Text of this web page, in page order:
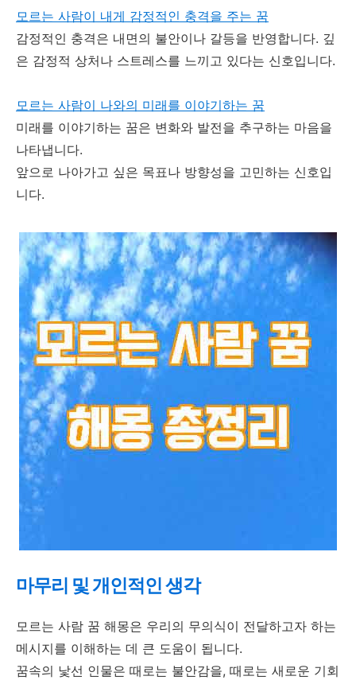
모르는 사람이 내게 감정적인 충격을 주는 꿈
감정적인 충격은 내면의 불안이나 갈등을 반영합니다. 깊
은 감정적 상처나 스트레스를 느끼고 있다는 신호입니다.
모르는 사람이 나와의 미래를 이야기하는 꿈
미래를 이야기하는 꿈은 변화와 발전을 추구하는 마음을
나타냅니다.
앞으로 나아가고 싶은 목표나 방향성을 고민하는 신호입
니다.
마무리 및 개인적인 생각
모르는 사람 꿈 해몽은 우리의 무의식이 전달하고자 하는
메시지를 이해하는 데 큰 도움이 됩니다.
꿈속의 낯선 인물은 때로는 불안감을, 때로는 새로운 기회